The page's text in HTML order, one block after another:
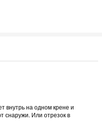
внутрь на одном крене и
снаружи. Или отрезок в